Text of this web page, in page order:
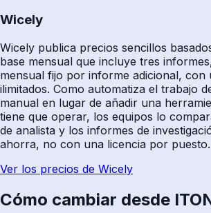
Wicely
Wicely publica precios sencillos
base mensual que incluye tres
mensual fijo por informe adicional, con
ilimitados. Como automatiza el trabajo
manual en lugar de añadir una
tiene que operar, los equipos lo
de analista y los informes de
ahorra, no con una licencia por puesto.
Ver los precios de Wicely
Cómo cambiar desde